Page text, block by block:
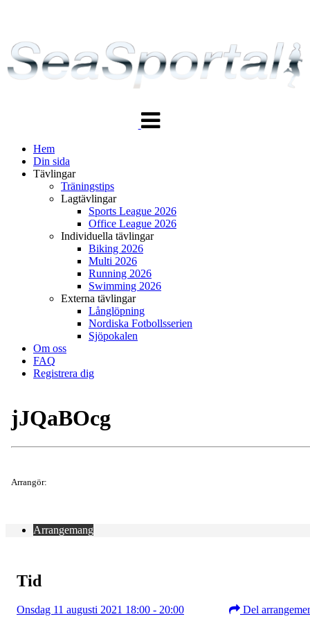
navigering
Hem
Din sida
Tävlingar
Träningstips
Lagtävlingar
Sports League 2026
Office League 2026
Individuella tävlingar
Biking 2026
Multi 2026
Running 2026
Swimming 2026
Externa tävlingar
Långlöpning
Nordiska Fotbollsserien
Sjöpokalen
Om oss
FAQ
Registrera dig
jJQaBOcg
Arrangör:
Arrangemang
Tid
Onsdag 11 augusti 2021 18:00 - 20:00 Del